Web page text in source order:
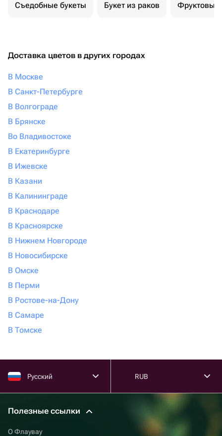
Съедобные букеты Букет из раков Фруктовый
Доставка цветов в других городах
В Москве
В Санкт-Петербурге
В Волгограде
В Брянске
Во Владивостоке
В Екатеринбурге
В Ижевске
В Казани
В Калининграде
В Краснодаре
В Красноярске
В Нижнем Новгороде
В Новосибирске
В Омске
В Перми
В Ростове-на-Дону
В Самаре
В Томске
Русский RUB
Полезные ссылки
О Флаувау